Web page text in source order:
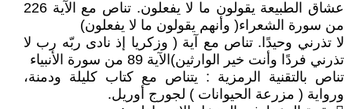
عشاق الطبيعة يقولون ما لا يفعلون. تناص مع الآية 226
من سورة الشعراء( وأنهم يقولون ما لا يفعلون)
لا تذرني وحيدًا. تناص مع آية ( وزكريا إذ نادى ربّه رب لا
تذرني فردًا وأنت خير الوارثين)الآية 89 من سورة الأنبياء
تناص بالتقنية الرمزية : يتناص مع كتاب كليلة ودمنة،
ورواية ( مزرعة الحيوانات ) لجورج أوريل.